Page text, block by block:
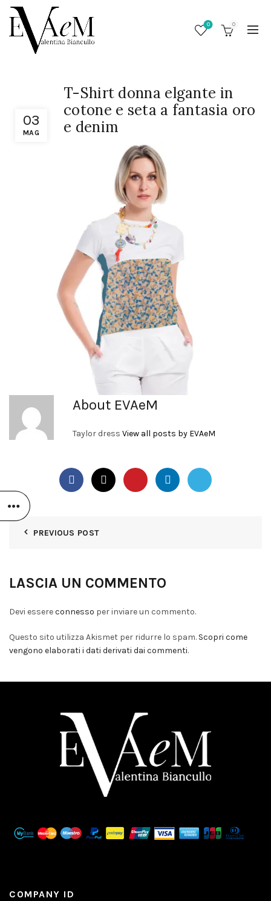
0 0
03
MAG
T-Shirt donna elgante in
cotone e seta a fantasia oro
e denim
About EVAeM
Taylor dress View all posts by EVAeM
PREVIOUS POST
LASCIA UN COMMENTO
Devi essereconnesso per inviare un commento.
Questo sito utilizza Akismet per ridurre lo spam. Scopri come
vengono elaborati i dati derivati dai commenti.
COMPANY ID